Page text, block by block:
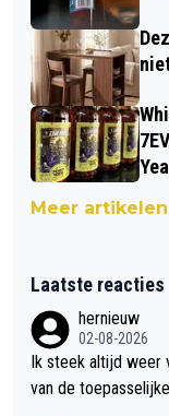
Meer artikelen
Laatste reacties
hernieuw
02-08-2026
Ik steek altijd weer
van de